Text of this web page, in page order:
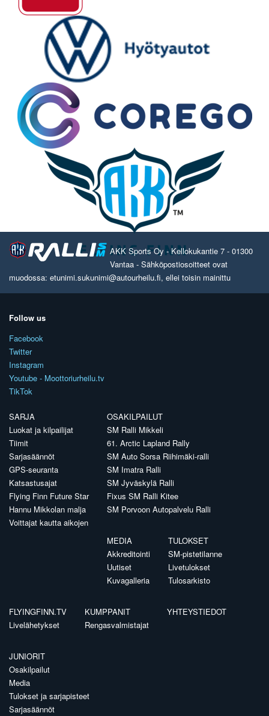
AKK Sports Oy - Kellokukantie 7 - 01300
Vantaa - Sähköpostiosoitteet ovat
muodossa: etunimi.sukunimi@autourheilu.fi, ellei toisin mainittu
Follow us
Facebook
Twitter
Instagram
Youtube - Moottoriurheilu.tv
TikTok
SARJA
Luokat ja kilpailijat
Tiimit
Sarjasäännöt
GPS-seuranta
Katsastusajat
Flying Finn Future Star
Hannu Mikkolan malja
Voittajat kautta aikojen
OSAKILPAILUT
SM Ralli Mikkeli
61. Arctic Lapland Rally
SM Auto Sorsa Riihimäki-ralli
SM Imatra Ralli
SM Jyväskylä Ralli
Fixus SM Ralli Kitee
SM Porvoon Autopalvelu Ralli
MEDIA
Akkreditointi
Uutiset
Kuvagalleria
TULOKSET
SM-pistetilanne
Livetulokset
Tulosarkisto
FLYINGFINN.TV
Livelähetykset
KUMPPANIT
Rengasvalmistajat
YHTEYSTIEDOT
JUNIORIT
Osakilpailut
Media
Tulokset ja sarjapisteet
Sarjasäännöt